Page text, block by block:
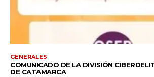
GENERALES
COMUNICADO DE LA DIVISIÓN
DE CATAMARCA